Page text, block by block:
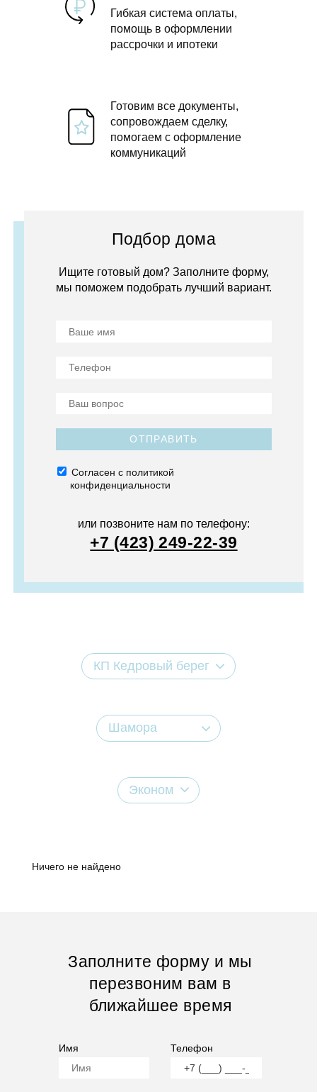
Гибкая система оплаты,
помощь в оформлении
рассрочки и ипотеки
Готовим все документы,
сопровождаем сделку,
помогаем с оформление
коммуникаций
Подбор дома
Ищите готовый дом? Заполните форму,
мы поможем подобрать лучший вариант.
ОТПРАВИТЬ
Согласен с политикой
конфиденциальности
или позвоните нам по телефону:
+7 (423) 249-22-39
КП Кедровый берег
Шамора
Эконом
Ничего не найдено
Заполните форму и мы
перезвоним вам в
ближайшее время
Имя Телефон